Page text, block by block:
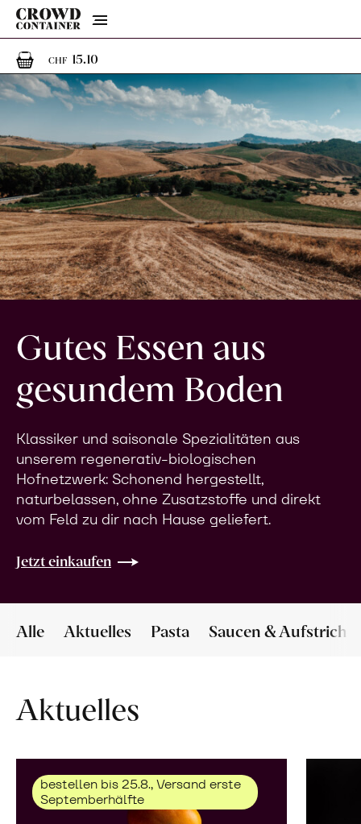
Menu
CHF 15.101 Artikel im Warenkorb
Gutes Essen aus
gesundem Boden
Klassiker und saisonale Spezialitäten aus
unserem regenerativ-biologischen
Hofnetzwerk: Schonend hergestellt,
naturbelassen, ohne Zusatzstoffe und direkt
vom Feld zu dir nach Hause geliefert.
Jetzt einkaufen
Alle Aktuelles Pasta Saucen & Aufstriche
Aktuelles
bestellen bis 25.8., Versand erste
Septemberhälfte